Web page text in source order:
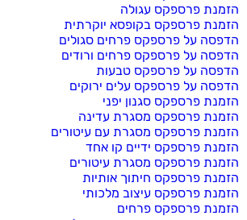
הזמנת פרספקס עגולה
הזמנת פרספקס בקופסא יוקרתית
הדפסה על פרספקס פרחים סגולים
הדפסה על פרספקס פרחים ורודים
הדפסה על פרספקס טבעות
הדפסה על פרספקס עלים ירוקים
הזמנת פרספקס סגנון יפני
הזמנת פרספקס מסגרת עדינה
הזמנת פרספקס מסגרת עם עיטורים
הזמנת פרספקס ידיים קו אחד
הזמנת פרספקס מסגרת עיטורים
הזמנת פרספקס חיתוך אותיות
הזמנת פרספקס עיצוב מלכותי
הזמנת פרספקס פרחים